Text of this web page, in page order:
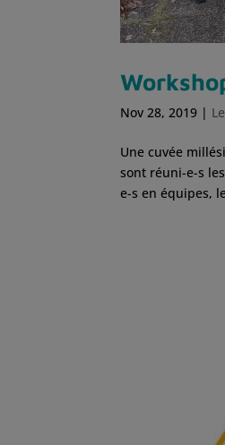
Nov 28, 2019 |
Une cuvée
sont réuni-e-s
e-s en équipes,